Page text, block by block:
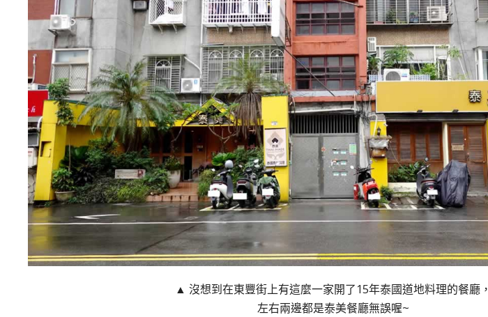
▲ 沒想到在東豐街上有這麼一家開了15年泰國道地料理的餐廳，
左右兩邊都是泰美餐廳無誤喔~